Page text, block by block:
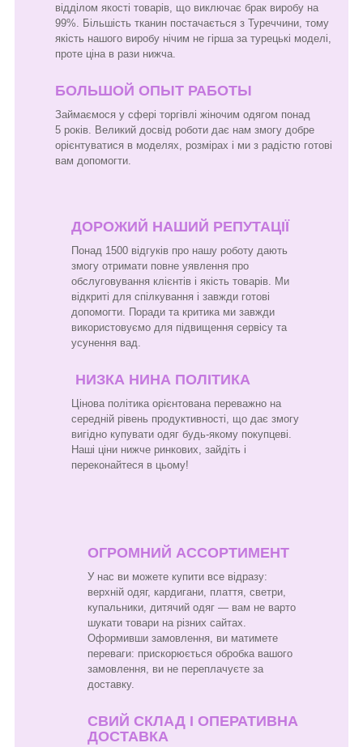
відділом якості товарів, що виключає брак виробу на
99%. Більшість тканин постачається з Туреччини, тому
якість нашого виробу нічим не гірша за турецькі моделі,
проте ціна в рази нижча.
БОЛЬШОЙ ОПЫТ РАБОТЫ
Займаємося у сфері торгівлі жіночим одягом понад
5 років. Великий досвід роботи дає нам змогу добре
орієнтуватися в моделях, розмірах і ми з радістю готові
вам допомогти.
ДОРОЖИЙ НАШИЙ РЕПУТАЦІЇ
Понад 1500 відгуків про нашу роботу дають
змогу отримати повне уявлення про
обслуговування клієнтів і якість товарів. Ми
відкриті для спілкування і завжди готові
допомогти. Поради та критика ми завжди
використовуємо для підвищення сервісу та
усунення вад.
НИЗКА НИНА ПОЛІТИКА
Цінова політика орієнтована переважно на
середній рівень продуктивності, що дає змогу
вигідно купувати одяг будь-якому покупцеві.
Наші ціни нижче ринкових, зайдіть і
переконайтеся в цьому!
ОГРОМНИЙ АССОРТИМЕНТ
У нас ви можете купити все відразу:
верхній одяг, кардигани, плаття, светри,
купальники, дитячий одяг — вам не варто
шукати товари на різних сайтах.
Оформивши замовлення, ви матимете
переваги: прискорюється обробка вашого
замовлення, ви не переплачуєте за
доставку.
СВИЙ СКЛАД І ОПЕРАТИВНА
ДОСТАВКА